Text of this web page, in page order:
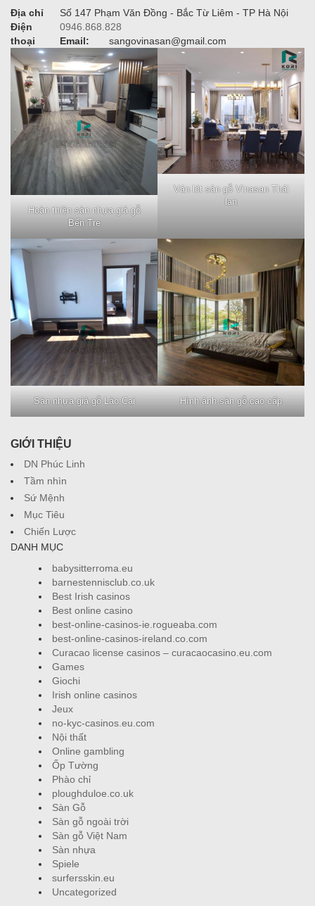
Địa chỉ
Số 147 Phạm Văn Đồng - Bắc Từ Liêm - TP Hà Nội
Điện
thoại
0946.868.828
Email:
sangovinasan@gmail.com
Hoàn thiện sàn nhựa giả gỗ
Bến Tre
Ván lót sàn gỗ Vinasan Thái
lan
Sàn nhựa giả gỗ Lào Cai Hình ảnh sàn gỗ cao cấp
GIỚI THIỆU
DN Phúc Linh
Tầm nhìn
Sứ Mệnh
Mục Tiêu
Chiến Lược
DANH MỤC
babysitterroma.eu
barnestennisclub.co.uk
Best Irish casinos
Best online casino
best-online-casinos-ie.rogueaba.com
best-online-casinos-ireland.co.com
Curacao license casinos – curacaocasino.eu.com
Games
Giochi
Irish online casinos
Jeux
no-kyc-casinos.eu.com
Nội thất
Online gambling
Ốp Tường
Phào chỉ
ploughduloe.co.uk
Sàn Gỗ
Sàn gỗ ngoài trời
Sàn gỗ Việt Nam
Sàn nhựa
Spiele
surfersskin.eu
Uncategorized